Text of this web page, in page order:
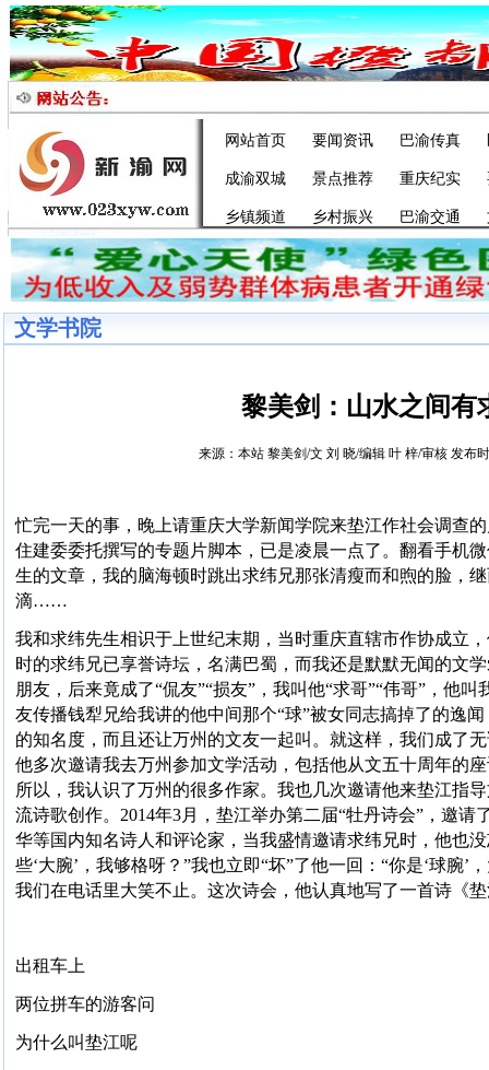
网站首页 要闻资讯 巴渝传真
成渝双城 景点推荐 重庆纪实
乡镇频道 乡村振兴 巴渝交通
文学书院
黎美剑：山水之间有
来源：本站 黎美剑/文 刘 晓/编辑 叶 梓/审核 发布
忙完一天的事，晚上请重庆大学新闻学院来垫江作社会调查
住建委委托撰写的专题片脚本，已是凌晨一点了。翻看手机
生的文章，我的脑海顿时跳出求纬兄那张清瘦而和煦的脸，
滴……
我和求纬先生相识于上世纪末期，当时重庆直辖市作协成立
时的求纬兄已享誉诗坛，名满巴蜀，而我还是默默无闻的文
朋友，后来竟成了“侃友”“损友”，我叫他“求哥”“伟哥”，他
友传播钱犁兄给我讲的他中间那个“球”被女同志搞掉了的逸
的知名度，而且还让万州的文友一起叫。就这样，我们成了
他多次邀请我去万州参加文学活动，包括他从文五十周年的
所以，我认识了万州的很多作家。我也几次邀请他来垫江指
流诗歌创作。2014年3月，垫江举办第二届“牡丹诗会”，邀请
华等国内知名诗人和评论家，当我盛情邀请求纬兄时，他也
些‘大腕’，我够格呀？”我也立即“坏”了他一回：“你是‘球腕’
我们在电话里大笑不止。这次诗会，他认真地写了一首诗《
出租车上
两位拼车的游客问
为什么叫垫江呢